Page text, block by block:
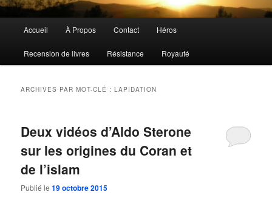
principal
Accueil À Propos Contact Héros
Recension de livres Résistance Royauté
ARCHIVES PAR MOT-CLÉ :LAPIDATION
Deux vidéos d’Aldo Sterone
sur les origines du Coran et
de l’islam
Publié le19 octobre 2015